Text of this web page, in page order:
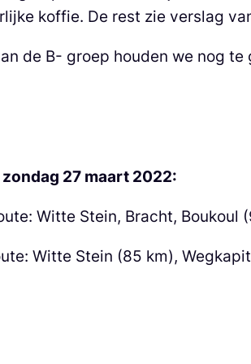
koffie. De rest zie verslag
de B- groep houden we nog te
27 maart 2022:
Witte Stein, Bracht, Boukoul
Witte Stein (85 km),